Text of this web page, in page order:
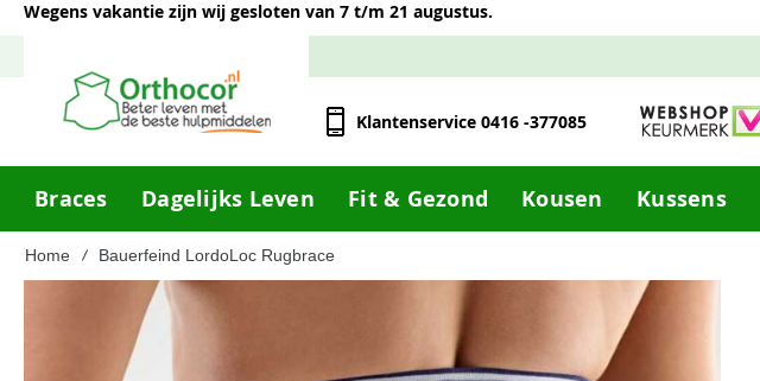
Wegens vakantie zijn wij gesloten van 7 t/m 21 augustus.
Klantenservice 0416 -377085
Braces Dagelijks Leven Fit & Gezond Kousen Kussens
Home Bauerfeind LordoLoc Rugbrace